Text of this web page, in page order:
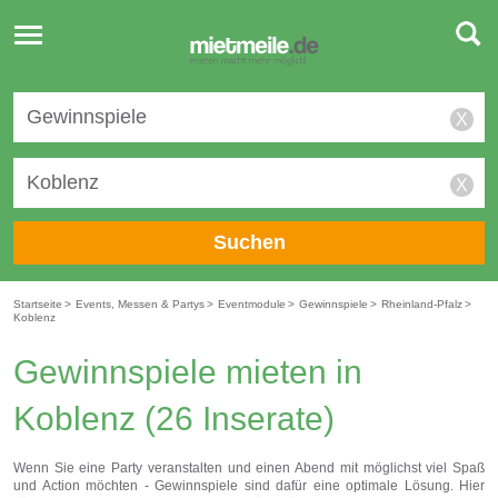
Toggle
navigation
X
X
Suchen
Startseite > Events, Messen & Partys> Eventmodule > Gewinnspiele > Rheinland-Pfalz>
Koblenz
Gewinnspiele mieten in
Koblenz (26 Inserate)
Wenn Sie eine Party veranstalten und einen Abend mit möglichst viel Spaß
und Action möchten - Gewinnspiele sind dafür eine optimale Lösung. Hier